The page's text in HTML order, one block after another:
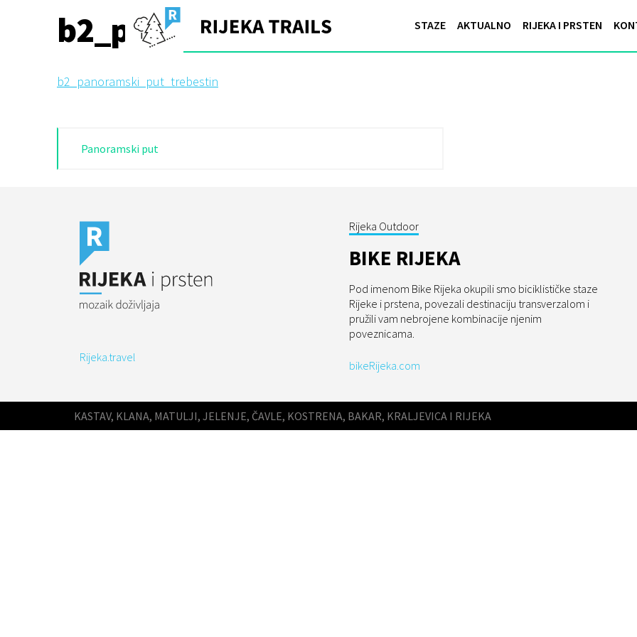
STAZE AKTUALNO RIJEKA I PRSTEN
b2_panoramski_put_trebestin
b2_panoramski_put_trebestin
Navigacija
objava
Panoramski put
Rijeka.travel
Rijeka Outdoor
BIKE RIJEKA
Pod imenom Bike Rijeka okupili smo biciklističke staze
Rijeke i prstena, povezali destinaciju transverzalom i
pružili vam nebrojene kombinacije njenim
poveznicama.
bikeRijeka.com
KASTAV, KLANA, MATULJI, JELENJE, ČAVLE, KOSTRENA, BAKAR, KRALJEVICA I RIJEKA